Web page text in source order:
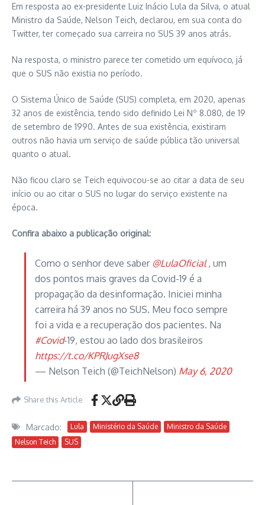
Em resposta ao ex-presidente Luiz Inácio Lula da Silva, o atual
Ministro da Saúde, Nelson Teich, declarou, em sua conta do
Twitter, ter começado sua carreira no SUS 39 anos atrás.
Na resposta, o ministro parece ter cometido um equívoco, já
que o SUS não existia no período.
O Sistema Único de Saúde (SUS) completa, em 2020, apenas
32 anos de existência, tendo sido definido Lei Nº 8.080, de 19
de setembro de 1990. Antes de sua existência, existiram
outros não havia um serviço de saúde pública tão universal
quanto o atual.
Não ficou claro se Teich equivocou-se ao citar a data de seu
início ou ao citar o SUS no lugar do serviço existente na
época.
Confira abaixo a publicação original:
Como o senhor deve saber @LulaOficial, um
dos pontos mais graves da Covid-19 é a
propagação da desinformação. Iniciei minha
carreira há 39 anos no SUS. Meu foco sempre
foi a vida e a recuperação dos pacientes. Na
#Covid-19, estou ao lado dos brasileiros
https://t.co/KPRJugXse8
— Nelson Teich (@TeichNelson) May 6, 2020
Share this Article
Marcado: Lula Ministério da Saúde
Ministro da Saúde
Nelson Teich
SUS